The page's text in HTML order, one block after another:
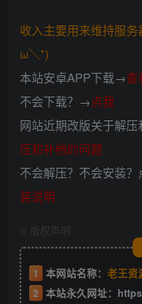
收入主要用来维持服
ω＼*)
本站安卓APP下载→查
不会下载？→点我
网站近期改版关于解
压和补档的问题
不会解压？不会安装
装说明
版权声明
1 本网站名称： 老王资
2 本站永久网址：